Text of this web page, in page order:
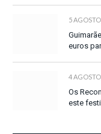
5
euros
4
Os
este